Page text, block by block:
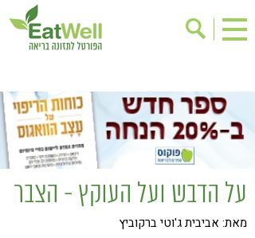
בישול בריא
אינדקס עסקים
ריפוי ומניעת מחלות
בריאות האישה
מתכוני בריאות
אירועים
שינוי תזונתי
גישות בתזונה
על הדבש ועל העוקץ - הצבר
מאת: אביבית ג'וטי ברקוביץ